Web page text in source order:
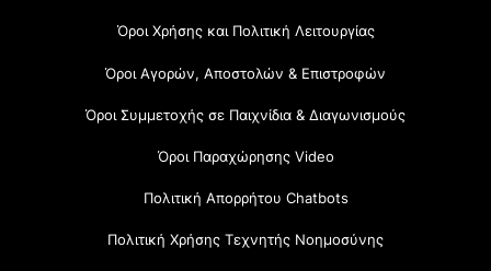
Όροι Χρήσης και Πολιτική Λειτουργίας
Όροι Αγορών, Αποστολών & Επιστροφών
Όροι Συμμετοχής σε Παιχνίδια & Διαγωνισμούς
Όροι Παραχώρησης Video
Πολιτική Απορρήτου Chatbots
Πολιτική Χρήσης Τεχνητής Νοημοσύνης